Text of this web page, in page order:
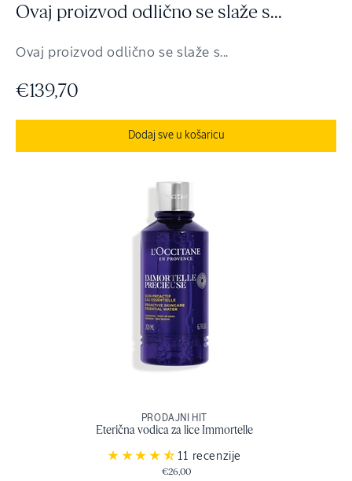
Ovaj proizvod odlično se slaže s...
Ovaj proizvod odlično se slaže s...
€139,70
Dodaj sve u košaricu
PRODAJNI HIT
Eterična vodica za lice Immortelle
11 recenzije
€26,00